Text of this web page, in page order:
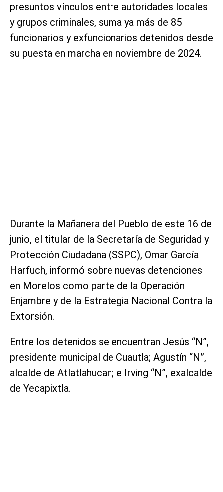
presuntos vínculos entre autoridades locales
y grupos criminales, suma ya más de 85
funcionarios y exfuncionarios detenidos desde
su puesta en marcha en noviembre de 2024.
Durante la Mañanera del Pueblo de este 16 de
junio, el titular de la Secretaría de Seguridad y
Protección Ciudadana (SSPC), Omar García
Harfuch, informó sobre nuevas detenciones
en Morelos como parte de la Operación
Enjambre y de la Estrategia Nacional Contra la
Extorsión.
Entre los detenidos se encuentran Jesús “N”,
presidente municipal de Cuautla; Agustín “N”,
alcalde de Atlatlahucan; e Irving “N”, exalcalde
de Yecapixtla.